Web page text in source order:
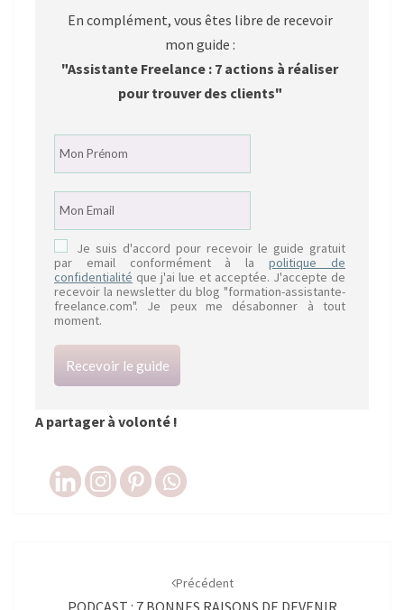
En complément, vous êtes libre de recevoir
mon guide :
"Assistante Freelance : 7 actions à réaliser
pour trouver des clients"
Je suis d'accord pour recevoir le guide gratuit
par email conformément à lapolitique de
confidentialité que j'ai lue et acceptée. J'accepte de
recevoir la newsletter du blog "formation-assistante-
freelance.com". Je peux me désabonner à tout
moment.
Recevoir le guide
A partager à volonté !
Précédent
PODCAST : 7 BONNES RAISONS DE DEVENIR